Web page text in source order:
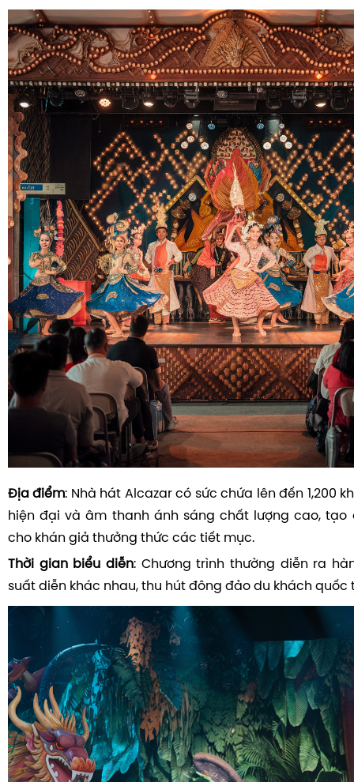
Địa điểm: Nhà hát Alcazar có sức chứa lên đến 1,200
hiện đại và âm thanh ánh sáng chất lượng cao, tạo
cho khán giả thưởng thức các tiết mục.
Thời gian biểu diễn: Chương trình thường diễn ra
suất diễn khác nhau, thu hút đông đảo du khách quốc